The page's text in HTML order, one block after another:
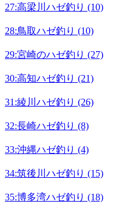
27:高梁川ハゼ釣り (10)
28:鳥取ハゼ釣り (10)
29:宮崎のハゼ釣り (27)
30:高知ハゼ釣り (21)
31:綾川ハゼ釣り (26)
32:長崎ハゼ釣り (8)
33:沖縄ハゼ釣り (4)
34:筑後川ハゼ釣り (15)
35:博多湾ハゼ釣り (18)